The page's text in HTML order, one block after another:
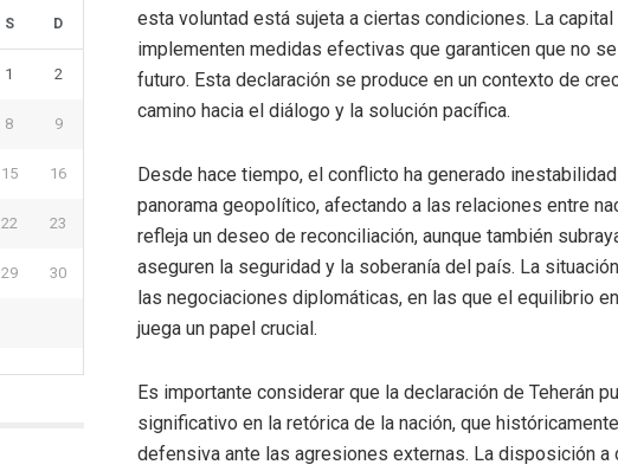
esta voluntad está sujeta a ciertas condiciones. La
implementen medidas efectivas que garanticen que no
futuro. Esta declaración se produce en un contexto de
camino hacia el diálogo y la solución pacífica.
Desde hace tiempo, el conflicto ha generado
panorama geopolítico, afectando a las relaciones entre
refleja un deseo de reconciliación, aunque también
aseguren la seguridad y la soberanía del país. La
las negociaciones diplomáticas, en las que el equilibrio
juega un papel crucial.
Es importante considerar que la declaración de Teherán
significativo en la retórica de la nación, que
defensiva ante las agresiones externas. La disposición a
S D
1 2
8 9
15 16
22 23
29 30